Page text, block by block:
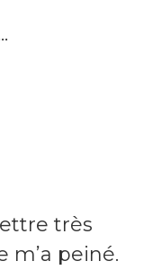
très
m’a peiné.